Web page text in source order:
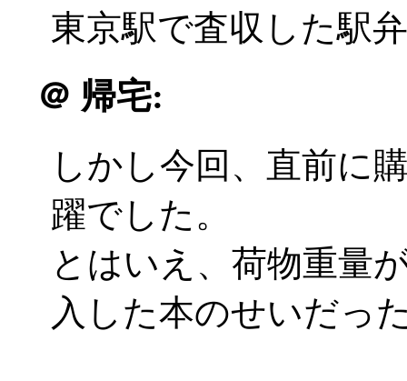
東京駅で査収した駅
＠ 帰宅:
しかし今回、直前に
躍でした。
とはいえ、荷物重量
入した本のせいだっ